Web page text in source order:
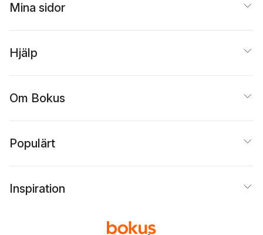
Mina sidor
Hjälp
Om Bokus
Populärt
Inspiration